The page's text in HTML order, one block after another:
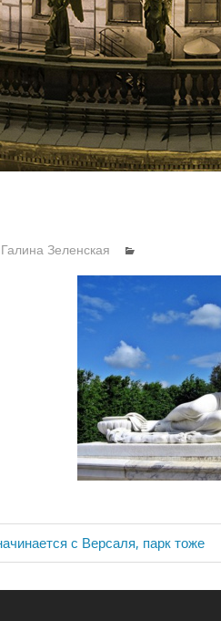
Галина Зеленская
с Версаля, парк тоже